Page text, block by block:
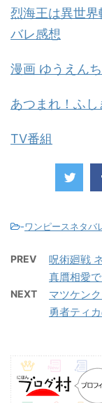
烈海王は異世
バレ感想
漫画 ゆうえん
あつまれ！ふ
TV番組
-ワンピースネタバ
PREV
呪術廻戦
真贋相愛
NEXT
マツケン
勇者ティ